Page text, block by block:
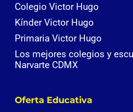
Colegio Victor Hugo
Kínder Victor Hugo
Primaria Victor Hugo
Los mejores colegios y
Narvarte CDMX
Oferta Educativa